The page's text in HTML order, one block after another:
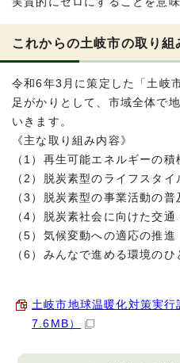
これからの土岐市の取り組
令和6年3月に策定した「土岐
足がかりとして、市域全体で
いきます。
《主な取り組み内容》
（1）再生可能エネルギーの積
（2）脱炭素型のライフスタイ
（3）脱炭素型の事業活動の普
（4）脱炭素社会に向けた交
（5）気候変動への適応の推進
（6）みんなで進める環境のひ
土岐市地球温暖化対策実
7.6MB）